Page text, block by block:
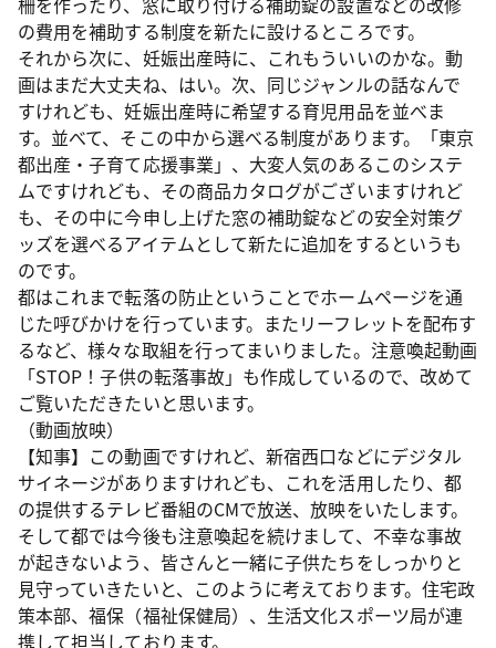
の費用を補助する制度を新たに設けるところです。
それから次に、妊娠出産時に、これもういいのかな。動
画はまだ大丈夫ね、はい。次、同じジャンルの話なんで
すけれども、妊娠出産時に希望する育児用品を並べま
す。並べて、そこの中から選べる制度があります。「東京
都出産・子育て応援事業」、大変人気のあるこのシステ
ムですけれども、その商品カタログがございますけれど
も、その中に今申し上げた窓の補助錠などの安全対策グ
ッズを選べるアイテムとして新たに追加をするというも
のです。
都はこれまで転落の防止ということでホームページを通
じた呼びかけを行っています。またリーフレットを配布す
るなど、様々な取組を行ってまいりました。注意喚起動画
「STOP！子供の転落事故」も作成しているので、改めて
ご覧いただきたいと思います。
（動画放映）
【知事】この動画ですけれど、新宿西口などにデジタル
サイネージがありますけれども、これを活用したり、都
の提供するテレビ番組のCMで放送、放映をいたします。
そして都では今後も注意喚起を続けまして、不幸な事故
が起きないよう、皆さんと一緒に子供たちをしっかりと
見守っていきたいと、このように考えております。住宅政
策本部、福保（福祉保健局）、生活文化スポーツ局が連
携して担当しております。